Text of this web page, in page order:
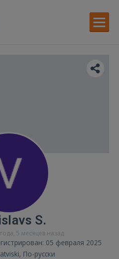
S.
5 месяцев назад
05 февраля 2025
По-русски